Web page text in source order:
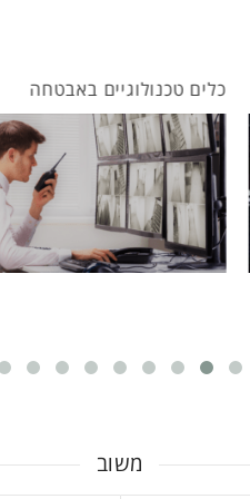
כלים טכנולוגיים באבטחה
משוב